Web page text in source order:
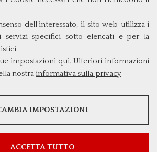
dell’interessato, il sito web utilizza i
servizi specifici sotto elencati e per la
impostazioni qui. Ulteriori informazioni
nostra informativa sulla privacy
IMPOSTAZIONI
ACCETTA TUTTO
Studi di Roma Tor Vergata
Via Columbia, 2
00133 Roma (Italia)
+39 06 7259 3299/5837